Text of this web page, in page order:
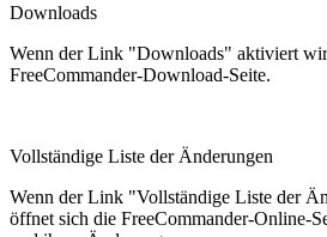
Downloads
Wenn der Link "Downloads" aktiviert
FreeCommander-Download-Seite.
Vollständige Liste der Änderungen
Wenn der Link "Vollständige Liste der
öffnet sich die FreeCommander-Online-